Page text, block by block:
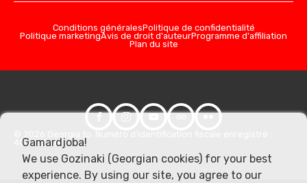
Conditions généralesPolitique de confidentialité
Politique marketingAvis de droit d'auteurProgramme d'affiliation
Plan du site
406357981
Gamardjoba!
We use Gozinaki (Georgian cookies) for your best
experience. By using our site, you agree to our